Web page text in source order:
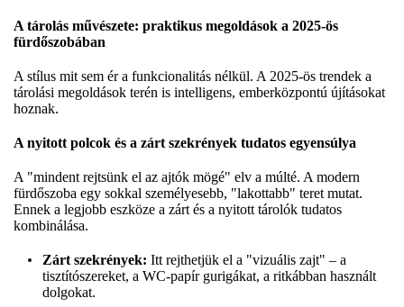
A tárolás művészete: praktikus megoldások a 2025-ös
fürdőszobában
A stílus mit sem ér a funkcionalitás nélkül. A 2025-ös trendek a
tárolási megoldások terén is intelligens, emberközpontú újításokat
hoznak.
A nyitott polcok és a zárt szekrények tudatos egyensúlya
A "mindent rejtsünk el az ajtók mögé" elv a múlté. A modern
fürdőszoba egy sokkal személyesebb, "lakottabb" teret mutat.
Ennek a legjobb eszköze a zárt és a nyitott tárolók tudatos
kombinálása.
Zárt szekrények: Itt rejthetjük el a "vizuális zajt" – a
tisztítószereket, a WC-papír gurigákat, a ritkábban használt
dolgokat.